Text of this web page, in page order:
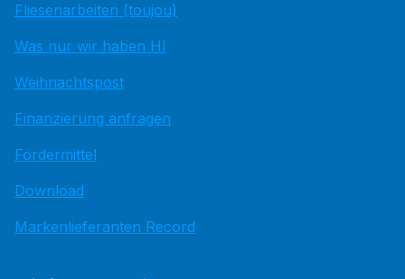
Fliesenarbeiten (toujou)
Was nur wir haben HI
Weihnachtspost
Finanzierung anfragen
Fördermittel
Download
Markenlieferanten Record